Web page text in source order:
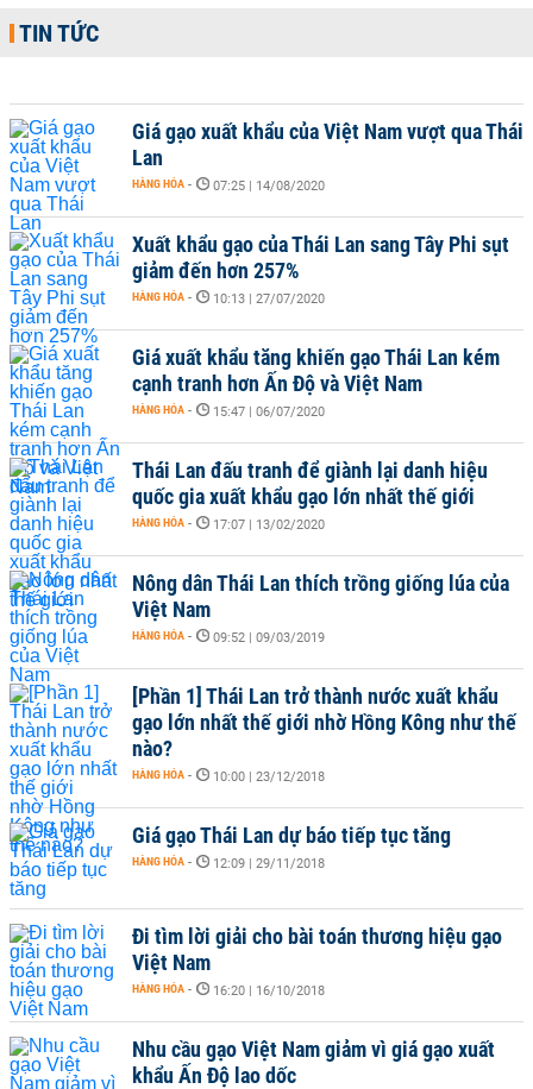
TIN TỨC
Giá gạo xuất khẩu của Việt Nam vượt qua Thái
Lan
HÀNG HÓA - 07:25 | 14/08/2020
Xuất khẩu gạo của Thái Lan sang Tây Phi sụt
giảm đến hơn 257%
HÀNG HÓA - 10:13 | 27/07/2020
Giá xuất khẩu tăng khiến gạo Thái Lan kém
cạnh tranh hơn Ấn Độ và Việt Nam
HÀNG HÓA - 15:47 | 06/07/2020
Thái Lan đấu tranh để giành lại danh hiệu
quốc gia xuất khẩu gạo lớn nhất thế giới
HÀNG HÓA - 17:07 | 13/02/2020
Nông dân Thái Lan thích trồng giống lúa của
Việt Nam
HÀNG HÓA - 09:52 | 09/03/2019
[Phần 1] Thái Lan trở thành nước xuất khẩu
gạo lớn nhất thế giới nhờ Hồng Kông như thế
nào?
HÀNG HÓA - 10:00 | 23/12/2018
Giá gạo Thái Lan dự báo tiếp tục tăng
HÀNG HÓA - 12:09 | 29/11/2018
Đi tìm lời giải cho bài toán thương hiệu gạo
Việt Nam
HÀNG HÓA - 16:20 | 16/10/2018
Nhu cầu gạo Việt Nam giảm vì giá gạo xuất
khẩu Ấn Độ lao dốc